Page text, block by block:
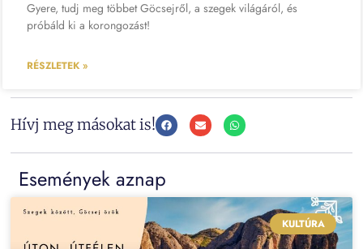
Gyere, tudj meg többet Göcsejről, a szegek világáról, és
próbáld ki a korongozást!
RÉSZLETEK »
Hívj meg másokat is!
Események aznap
KULTÚRA